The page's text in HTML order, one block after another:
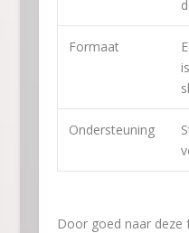
Formaat
Ondersteuning
Door goed naar